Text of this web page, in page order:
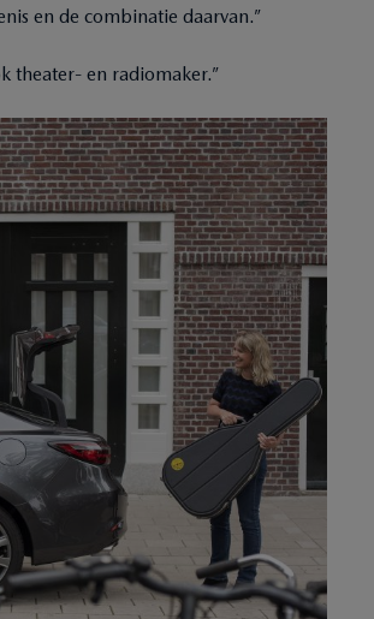
en de combinatie daarvan.”
theater- en radiomaker.”